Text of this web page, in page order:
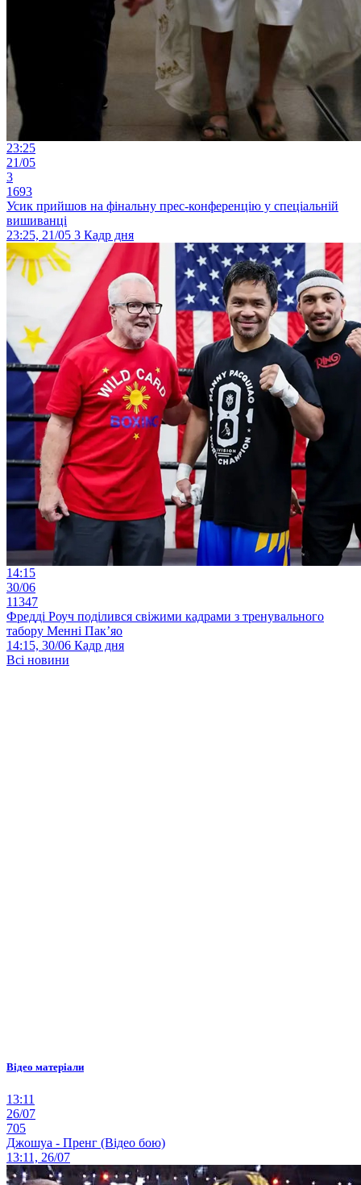
23:25
21/05
3
1693
Усик прийшов на фінальну прес-конференцію у спеціальній
вишиванці
23:25, 21/05 3 Кадр дня
14:15
30/06
11347
Фредді Роуч поділився свіжими кадрами з тренувального
табору Менні Пак’яо
14:15, 30/06 Кадр дня
Всі новини
Відео матеріали
13:11
26/07
705
Джошуа - Пренг (Відео бою)
13:11, 26/07